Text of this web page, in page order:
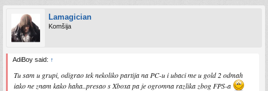
Lamagician
Komšija
AdiBoy said: ↑
Tu sam u grupi, odigrao tek nekoliko partija na PC-u i ubaci me u gold 2 odmah
iako ne znam kako haha..presao s Xboxa pa je ogromna razlika zbog FPS-a